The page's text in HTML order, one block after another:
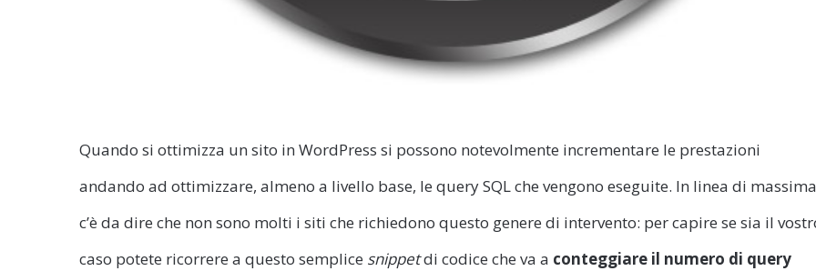
Quando si ottimizza un sito in WordPress si possono notevolmente incrementare le prestazioni
andando ad ottimizzare, almeno a livello base, le query SQL che vengono eseguite. In linea di massima
c’è da dire che non sono molti i siti che richiedono questo genere di intervento: per capire se sia il
caso potete ricorrere a questo semplice snippetdi codice che va a conteggiare il numero di query